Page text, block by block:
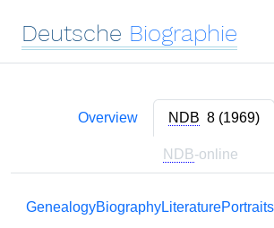
Deutsche Biographie
Overview NDB 8 (1969)
NDB-online
GenealogyBiographyLiteraturePortraits